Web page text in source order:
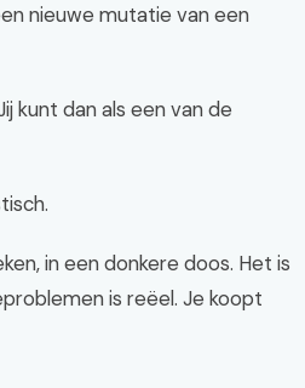
nieuwe mutatie van een
kunt dan als een van de
in een donkere doos. Het is
is reëel. Je koopt